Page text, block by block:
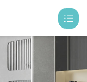
